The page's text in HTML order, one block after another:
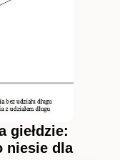
giełdzie:
niesie dla